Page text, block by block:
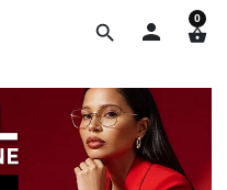
search person shopping_basket
0